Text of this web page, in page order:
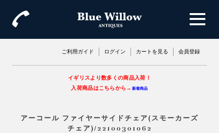
ご利用ガイド ログイン カートを見る 会員登録
イギリスより数多くの商品入荷！
入荷商品はこちらから→ 新着商品
アーコール ファイヤーサイドチェア(スモーカーズ
チェア)/22100301062